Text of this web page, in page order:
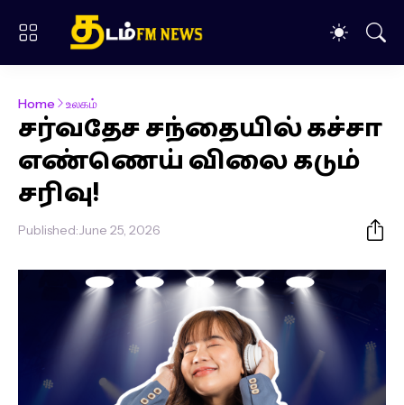
Home உலகம்
சர்வதேச சந்தையில் கச்சா
எண்ணெய் விலை கடும்
சரிவு!
Published:June 25, 2026